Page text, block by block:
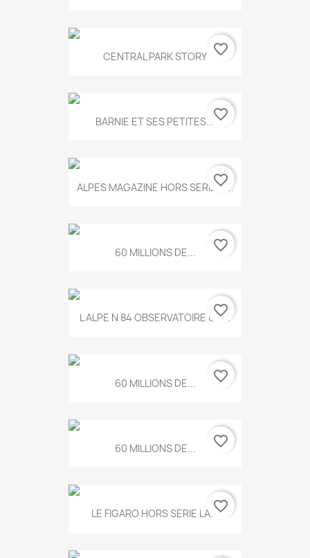
CENTRAL PARK STORY favorite_border
BARNIE ET SES PETITES...favorite_border
ALPES MAGAZINE HORS SERIE N...
favorite_border
60 MILLIONS DE... favorite_border
L ALPE N 84 OBSERVATOIRE UN...
favorite_border
60 MILLIONS DE... favorite_border
60 MILLIONS DE... favorite_border
LE FIGARO HORS SERIE LA...favorite_border